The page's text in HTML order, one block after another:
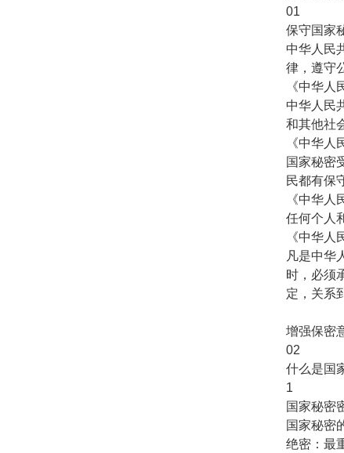
01
保守国家
中华人民
律，遵守
《中华人
中华人民
和其他社
《中华
国家秘密
民都有保
《中华
任何个人
《中华
凡是中华
时，必须
定，关系
增强保密
02
什么是国
1
国家秘密
国家秘密
绝密：最